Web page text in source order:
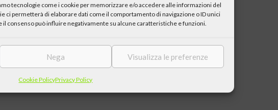
tecnologie come i cookie per memorizzare e/o accedere alle informazioni del
ci permetterà di elaborare dati come il comportamento di navigazione o ID unici
consenso può influire negativamente su alcune caratteristiche e funzioni.
Nega Visualizza le preferenze
Cookie PolicyPrivacy Policy
tecnologie che in molti casi porteranno a una
ma contemporaneamente si apriranno nuove